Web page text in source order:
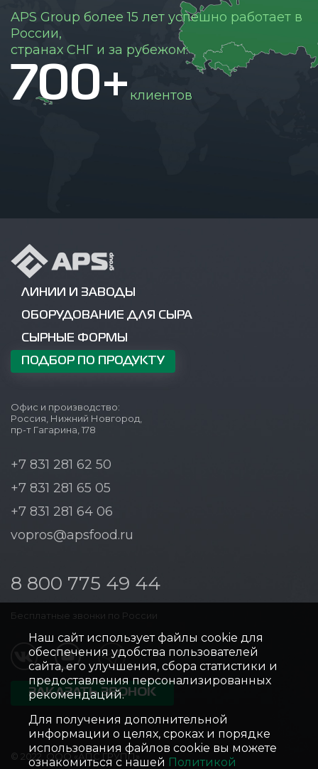
APS Group более 15 лет успешно работает в
России,
странах СНГ и за рубежом:
700+ клиентов
ЛИНИИ И ЗАВОДЫ
ОБОРУДОВАНИЕ ДЛЯ СЫРА
СЫРНЫЕ ФОРМЫ
ПОДБОР ПО ПРОДУКТУ
Офис и производство:
Россия, Нижний Новгород,
пр-т Гагарина, 178
+7 831 281 62 50
+7 831 281 65 05
+7 831 281 64 06
vopros@apsfood.ru
8 800 775 49 44
Бесплатные звонки по России
ЗАКАЗАТЬ ЗВОНОК
© 2022, ООО «АПС ГРУПП»
Наш сайт использует файлы cookie для
обеспечения удобства пользователей
сайта, его улучшения, сбора статистики и
предоставления персонализированных
рекомендаций.
Для получения дополнительной
информации о целях, сроках и порядке
использования файлов cookie вы можете
ознакомиться с нашей Политикой